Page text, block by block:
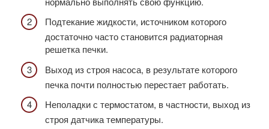
Подтекание жидкости, источником которого
достаточно часто становится радиаторная
решетка печки.
Выход из строя насоса, в результате которого
печка почти полностью перестает работать.
Неполадки с термостатом, в частности, выход из
строя датчика температуры.